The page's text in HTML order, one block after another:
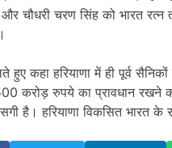
चौधरी चरण सिंह को भारत रत्न
हुए कहा हरियाणा में ही पूर्व
करोड़ रुपये का प्रावधान रखने
है। हरियाणा विकसित भारत